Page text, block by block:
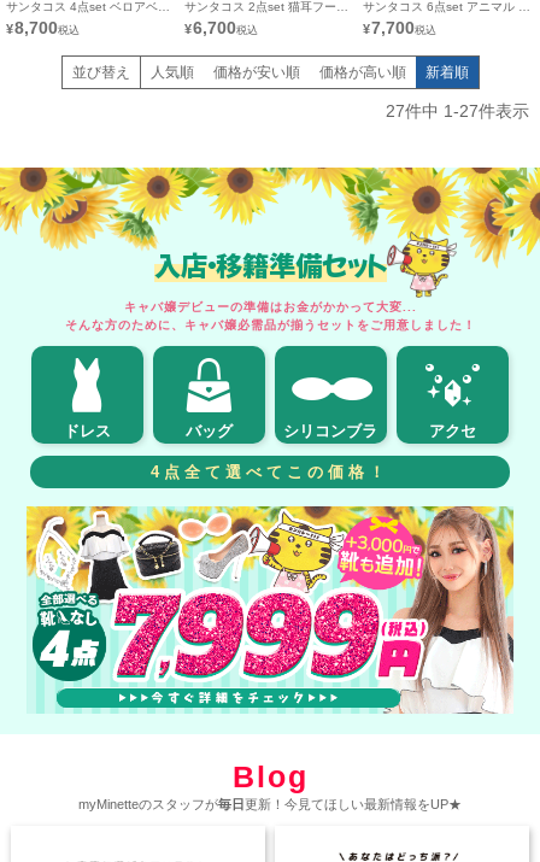
サンタコス 4点set ベロアベア
トップドットふわふわチュール
フリルタイトミニ猫 サンタ コ
ス+サンタ帽子＋手袋]
¥8,700
サンタコス 2点set 猫耳フード
アニマルプチプラ サンタ コス
プレ [フード付きトップス+シ
¥6,700
サンタコス 6点set アニマル サ
ンタ コスプレ [ワンピース+帽
子+リストバンド+カチューシ
プ]
¥7,700
並び替え 人気順 価格が安い順 価格が高い順 新着順
27件中 1-27件表示
入店・移籍準備セット
キャバ嬢デビューの準備はお金がかかって大変...
そんな方のために、キャバ嬢必需品が揃うセットをご用意しました！
ドレス バッグ シリコンブラ アクセ
4点全て選べてこの価格！
Blog
myMinetteのスタッフが毎日更新！今見てほしい最新情報をUP★